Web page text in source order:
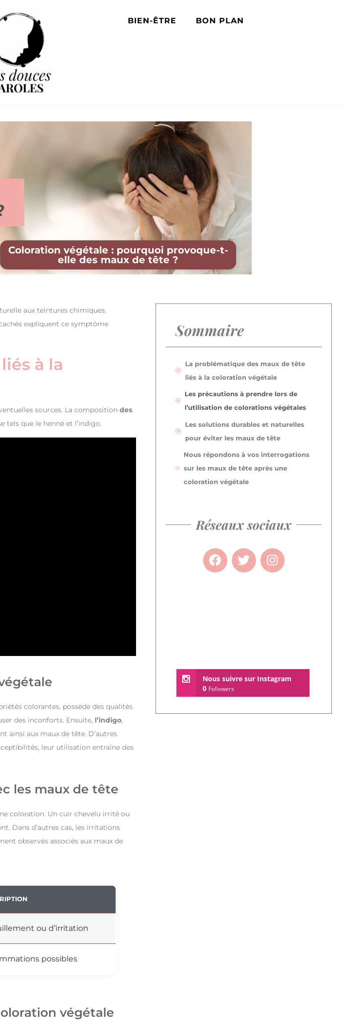
BIEN-ÊTRE BON PLAN
Coloration végétale : pourquoi provoque-t-
elle des maux de tête ?
aux teintures chimiques.
expliquent ce symptôme
à la
sources. La composition des
tels que le henné et l’indigo.
colorantes, possède des qualités
des inconforts. Ensuite, l’indigo,
ainsi aux maux de tête. D’autres
leur utilisation entraîne des
les maux de tête
coloration. Un cuir chevelu irrité ou
Dans d’autres cas, les irritations
observés associés aux maux de
ou d’irritation
possibles
végétale
Sommaire
La problématique des maux de tête
liés à la coloration végétale
Les précautions à prendre lors de
l’utilisation de colorations végétales
Les solutions durables et naturelles
pour éviter les maux de tête
Nous répondons à vos interrogations
sur les maux de tête après une
coloration végétale
Réseaux sociaux
Nous suivre sur Instagram
0 Followers